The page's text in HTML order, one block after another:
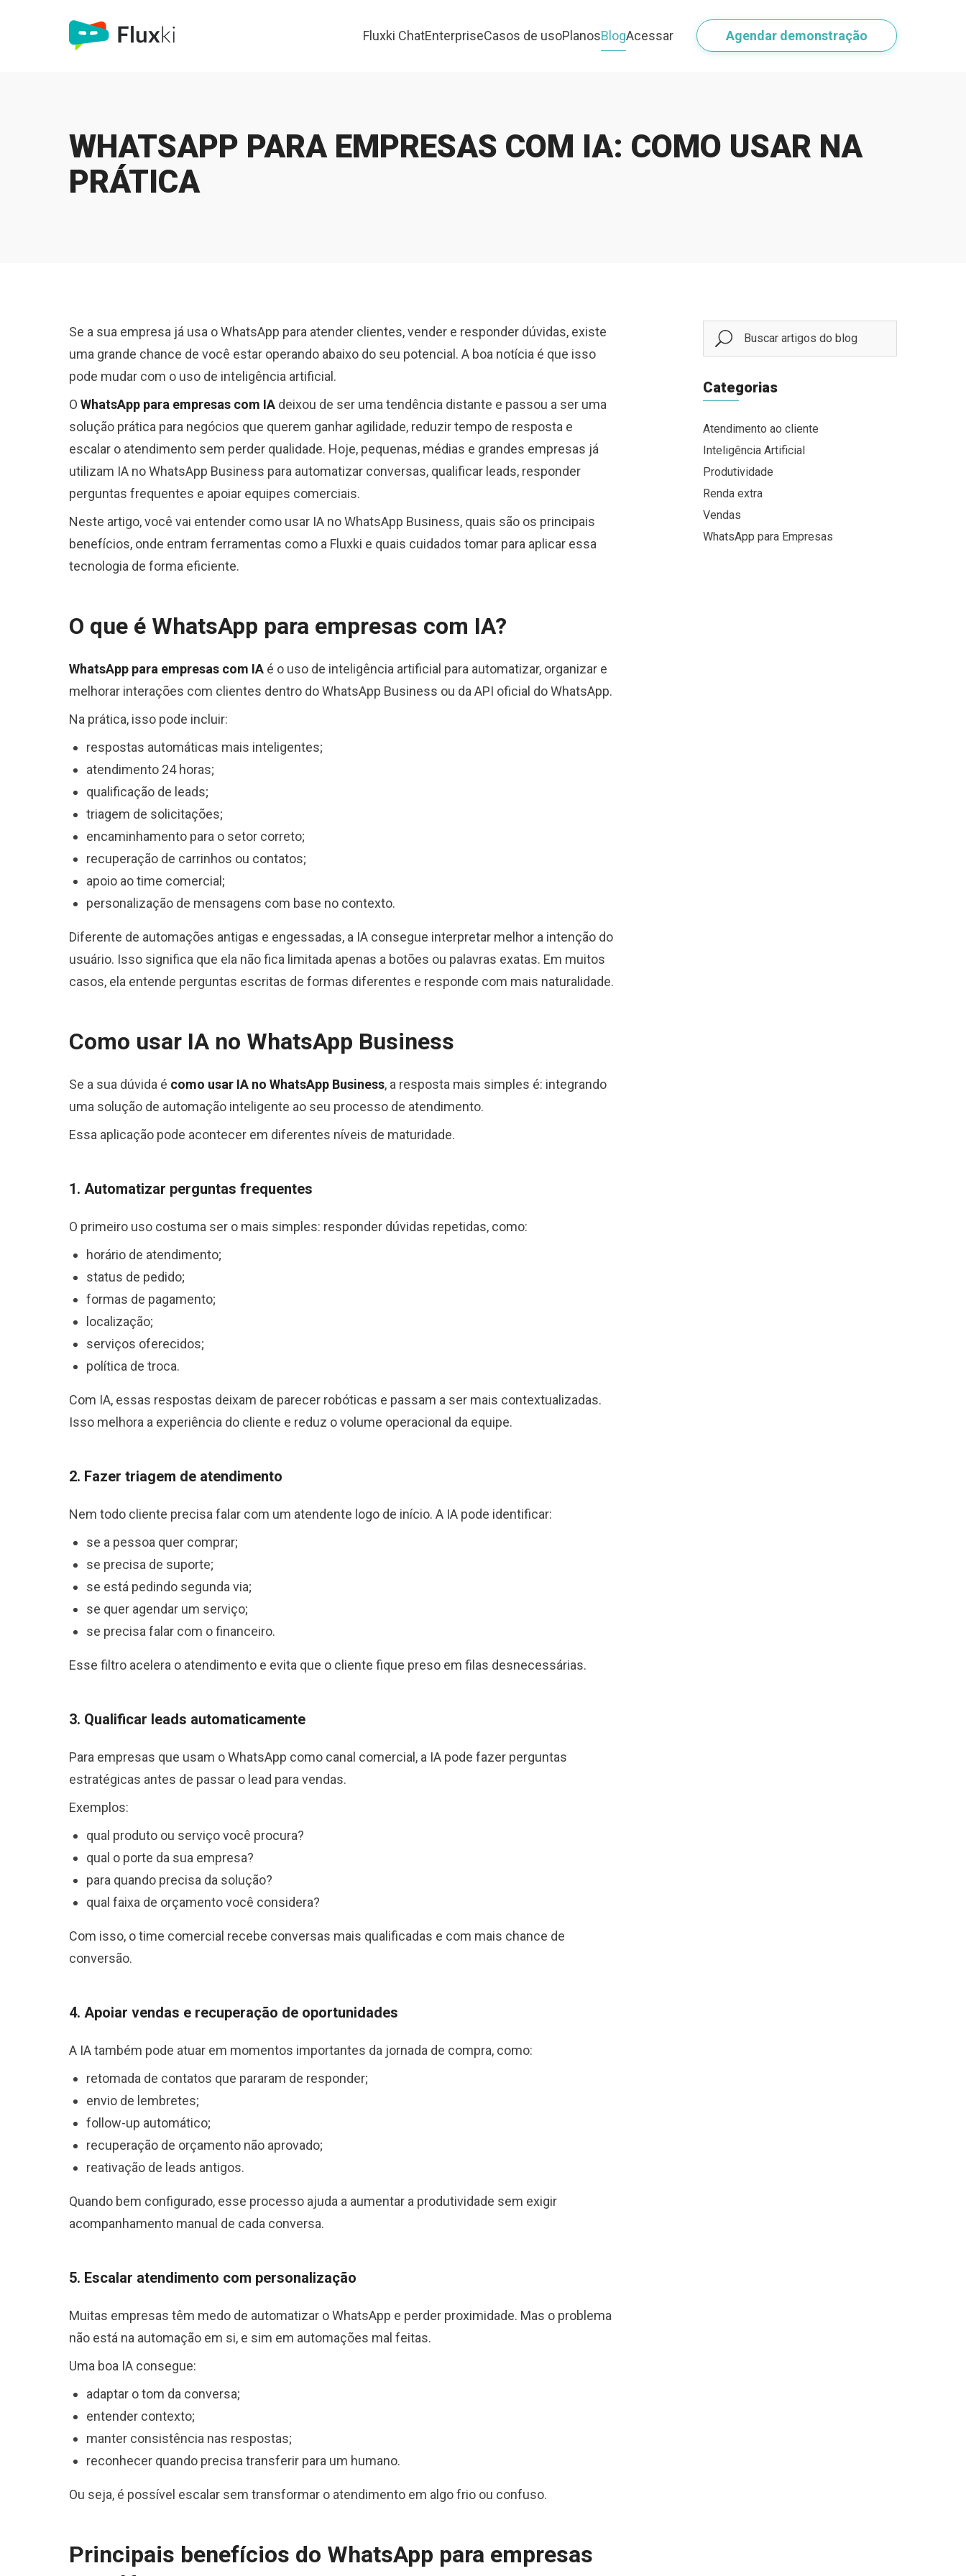
Fluxki ChatEnterpriseCasos de usoPlanosBlogAcessar Agendar demonstração
WHATSAPP PARA EMPRESAS COM IA: COMO USAR NA
PRÁTICA
Se a sua empresa já usa o WhatsApp para atender clientes, vender e responder dúvidas, existe
uma grande chance de você estar operando abaixo do seu potencial. A boa notícia é que isso
pode mudar com o uso de inteligência artificial.
O WhatsApp para empresas com IA deixou de ser uma tendência distante e passou a ser uma
solução prática para negócios que querem ganhar agilidade, reduzir tempo de resposta e
escalar o atendimento sem perder qualidade. Hoje, pequenas, médias e grandes empresas já
utilizam IA no WhatsApp Business para automatizar conversas, qualificar leads, responder
perguntas frequentes e apoiar equipes comerciais.
Neste artigo, você vai entender como usar IA no WhatsApp Business, quais são os principais
benefícios, onde entram ferramentas como a Fluxki e quais cuidados tomar para aplicar essa
tecnologia de forma eficiente.
O que é WhatsApp para empresas com IA?
WhatsApp para empresas com IA é o uso de inteligência artificial para automatizar, organizar e
melhorar interações com clientes dentro do WhatsApp Business ou da API oficial do WhatsApp.
Na prática, isso pode incluir:
respostas automáticas mais inteligentes;
atendimento 24 horas;
qualificação de leads;
triagem de solicitações;
encaminhamento para o setor correto;
recuperação de carrinhos ou contatos;
apoio ao time comercial;
personalização de mensagens com base no contexto.
Diferente de automações antigas e engessadas, a IA consegue interpretar melhor a intenção do
usuário. Isso significa que ela não fica limitada apenas a botões ou palavras exatas. Em muitos
casos, ela entende perguntas escritas de formas diferentes e responde com mais naturalidade.
Como usar IA no WhatsApp Business
Se a sua dúvida é como usar IA no WhatsApp Business, a resposta mais simples é: integrando
uma solução de automação inteligente ao seu processo de atendimento.
Essa aplicação pode acontecer em diferentes níveis de maturidade.
1. Automatizar perguntas frequentes
O primeiro uso costuma ser o mais simples: responder dúvidas repetidas, como:
horário de atendimento;
status de pedido;
formas de pagamento;
localização;
serviços oferecidos;
política de troca.
Com IA, essas respostas deixam de parecer robóticas e passam a ser mais contextualizadas.
Isso melhora a experiência do cliente e reduz o volume operacional da equipe.
2. Fazer triagem de atendimento
Nem todo cliente precisa falar com um atendente logo de início. A IA pode identificar:
se a pessoa quer comprar;
se precisa de suporte;
se está pedindo segunda via;
se quer agendar um serviço;
se precisa falar com o financeiro.
Esse filtro acelera o atendimento e evita que o cliente fique preso em filas desnecessárias.
3. Qualificar leads automaticamente
Para empresas que usam o WhatsApp como canal comercial, a IA pode fazer perguntas
estratégicas antes de passar o lead para vendas.
Exemplos:
qual produto ou serviço você procura?
qual o porte da sua empresa?
para quando precisa da solução?
qual faixa de orçamento você considera?
Com isso, o time comercial recebe conversas mais qualificadas e com mais chance de
conversão.
4. Apoiar vendas e recuperação de oportunidades
A IA também pode atuar em momentos importantes da jornada de compra, como:
retomada de contatos que pararam de responder;
envio de lembretes;
follow-up automático;
recuperação de orçamento não aprovado;
reativação de leads antigos.
Quando bem configurado, esse processo ajuda a aumentar a produtividade sem exigir
acompanhamento manual de cada conversa.
5. Escalar atendimento com personalização
Muitas empresas têm medo de automatizar o WhatsApp e perder proximidade. Mas o problema
não está na automação em si, e sim em automações mal feitas.
Uma boa IA consegue:
adaptar o tom da conversa;
entender contexto;
manter consistência nas respostas;
reconhecer quando precisa transferir para um humano.
Ou seja, é possível escalar sem transformar o atendimento em algo frio ou confuso.
Principais benefícios do WhatsApp para empresas
Categorias
Atendimento ao cliente
Inteligência Artificial
Produtividade
Renda extra
Vendas
WhatsApp para Empresas